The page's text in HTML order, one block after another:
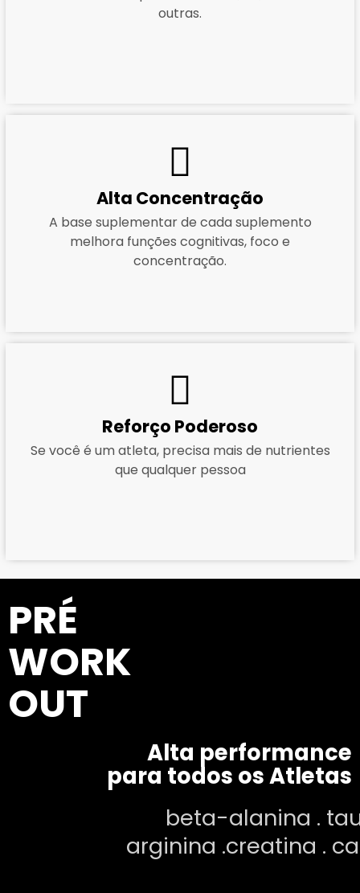
outras.
Alta Concentração
A base suplementar de cada suplemento
melhora funções cognitivas, foco e
concentração.
Reforço Poderoso
Se você é um atleta, precisa mais de nutrientes
que qualquer pessoa
PRÉ
WORK
OUT
Alta performance
para todos os Atletas
beta-alanina . taurina .
arginina .creatina . cafeína